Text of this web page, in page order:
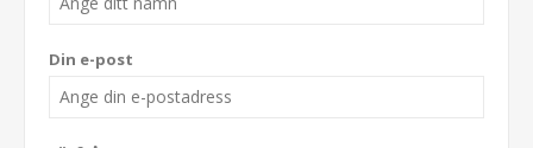
Din e-post